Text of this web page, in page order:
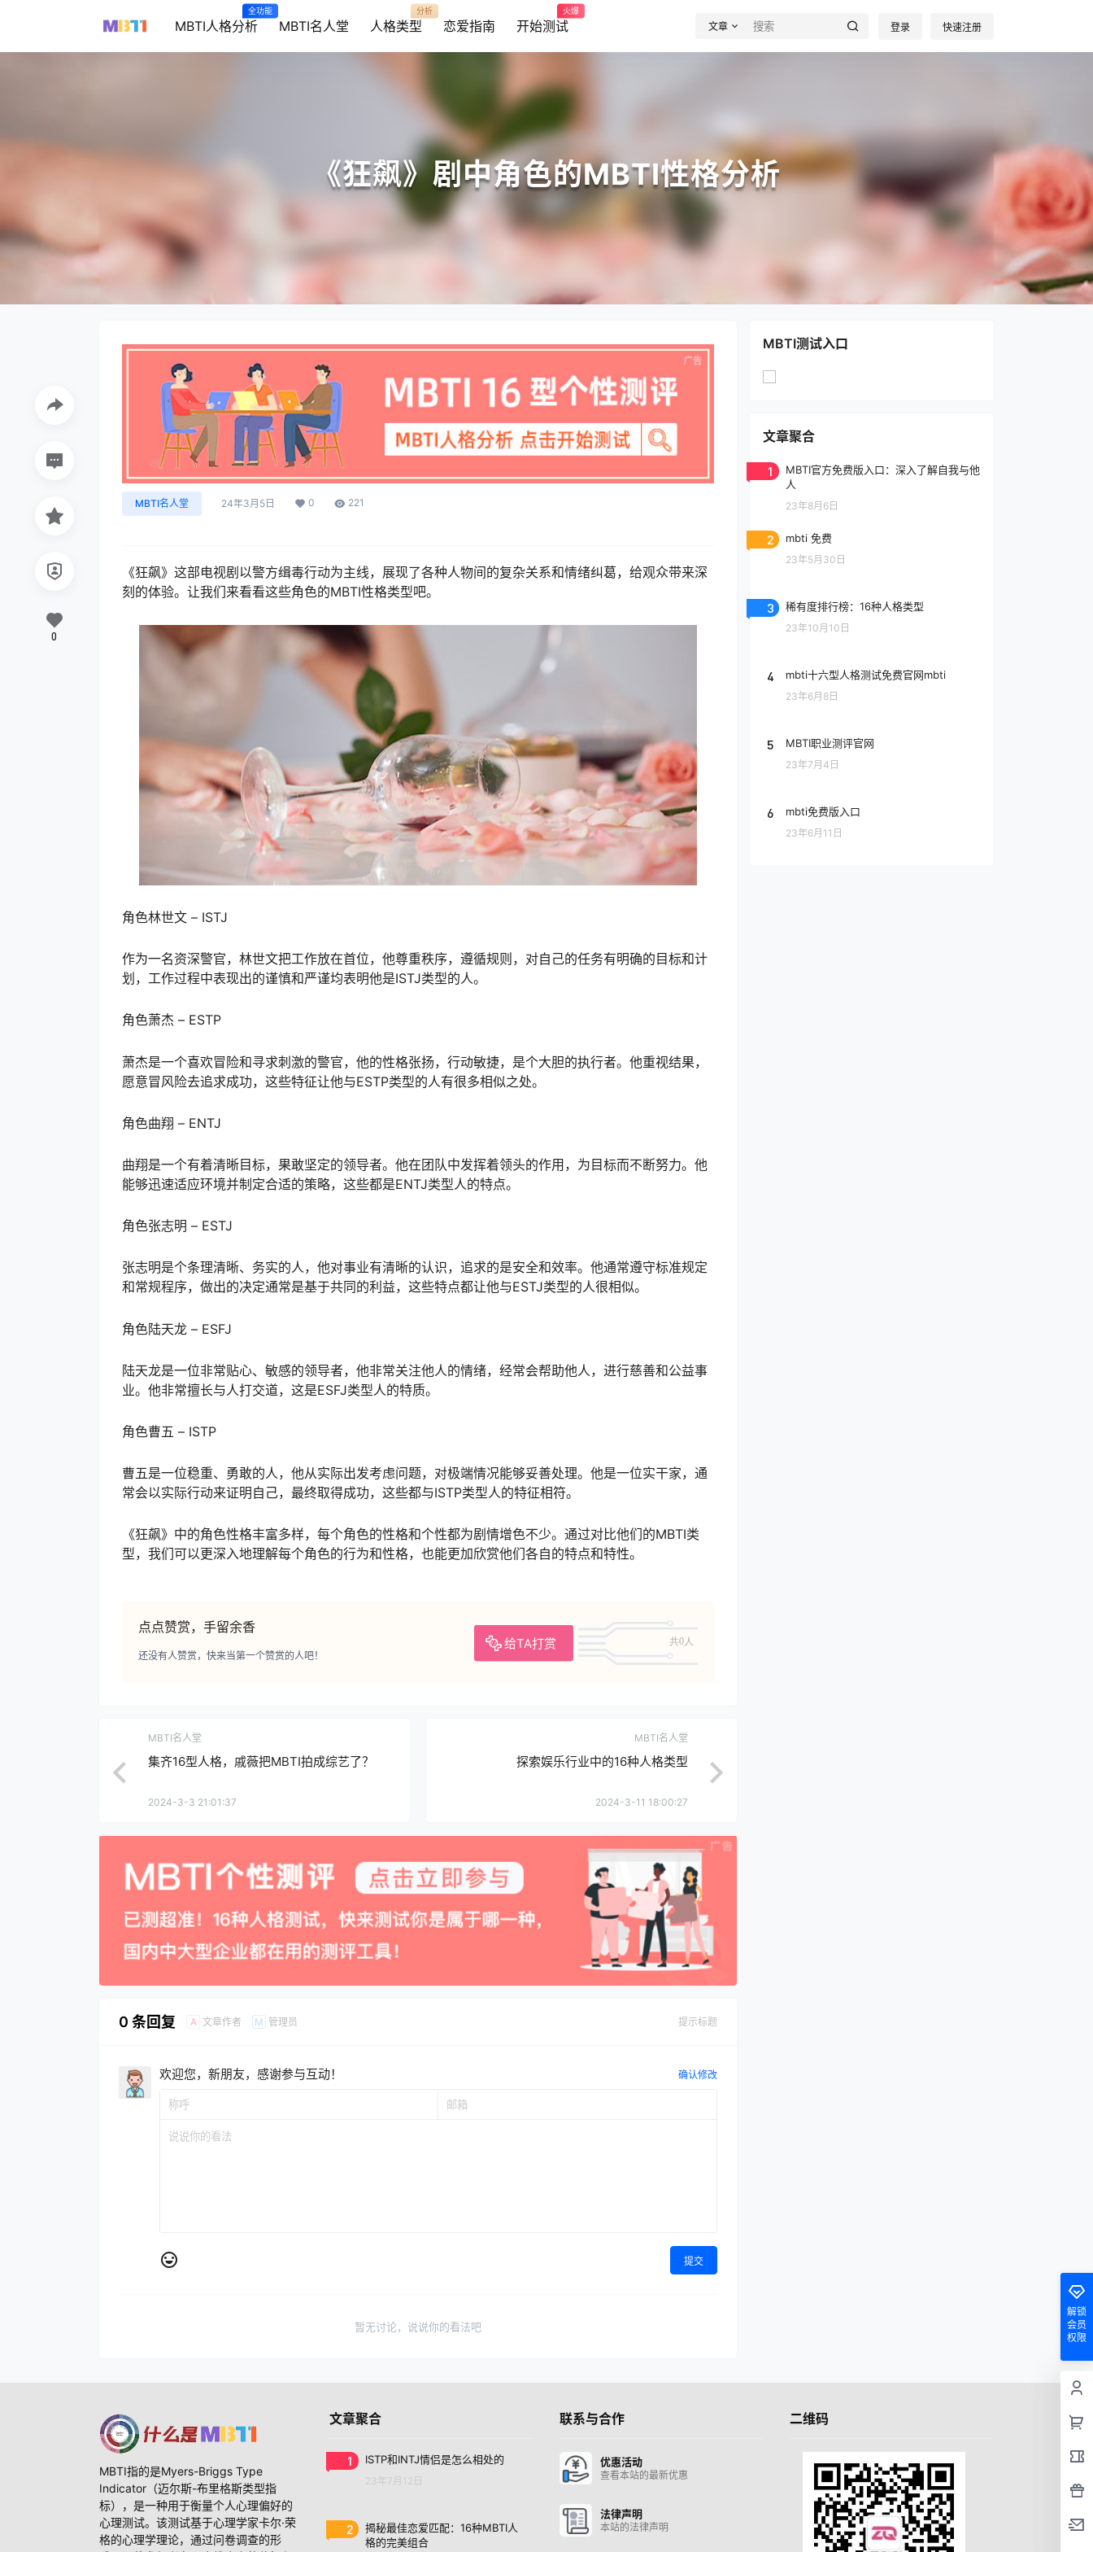
MBTI人格分析
全功能
MBTI名人堂 人格类型
分析
恋爱指南 开始测试
火爆
文章 登录 快速注册
《狂飙》剧中角色的MBTI性格分析
MBTI名人堂 24年3月5日 0 221
《狂飙》这部电视剧以警方缉毒行动为主线，展现了各种人物间的复杂关系和情绪纠葛，给观众带来深
刻的体验。让我们来看看这些角色的MBTI性格类型吧。
角色林世文 – ISTJ
作为一名资深警官，林世文把工作放在首位，他尊重秩序，遵循规则，对自己的任务有明确的目标和计
划，工作过程中表现出的谨慎和严谨均表明他是ISTJ类型的人。
角色萧杰 – ESTP
萧杰是一个喜欢冒险和寻求刺激的警官，他的性格张扬，行动敏捷，是个大胆的执行者。他重视结果，
愿意冒风险去追求成功，这些特征让他与ESTP类型的人有很多相似之处。
角色曲翔 – ENTJ
曲翔是一个有着清晰目标，果敢坚定的领导者。他在团队中发挥着领头的作用，为目标而不断努力。他
能够迅速适应环境并制定合适的策略，这些都是ENTJ类型人的特点。
角色张志明 – ESTJ
张志明是个条理清晰、务实的人，他对事业有清晰的认识，追求的是安全和效率。他通常遵守标准规定
和常规程序，做出的决定通常是基于共同的利益，这些特点都让他与ESTJ类型的人很相似。
角色陆天龙 – ESFJ
陆天龙是一位非常贴心、敏感的领导者，他非常关注他人的情绪，经常会帮助他人，进行慈善和公益事
业。他非常擅长与人打交道，这是ESFJ类型人的特质。
角色曹五 – ISTP
曹五是一位稳重、勇敢的人，他从实际出发考虑问题，对极端情况能够妥善处理。他是一位实干家，通
常会以实际行动来证明自己，最终取得成功，这些都与ISTP类型人的特征相符。
《狂飙》中的角色性格丰富多样，每个角色的性格和个性都为剧情增色不少。通过对比他们的MBTI类
型，我们可以更深入地理解每个角色的行为和性格，也能更加欣赏他们各自的特点和特性。
点点赞赏，手留余香
给TA打赏 共0人
还没有人赞赏，快来当第一个赞赏的人吧！
0
MBTI名人堂
集齐16型人格，戚薇把MBTI拍成综艺了？
2024-3-3 21:01:37
MBTI名人堂
探索娱乐行业中的16种人格类型
2024-3-11 18:00:27
0 条回复 A 文章作者 M 管理员 提示标题
欢迎您，新朋友，感谢参与互动！ 确认修改
提交
暂无讨论，说说你的看法吧
MBTI测试入口
文章聚合
1
MBTI官方免费版入口：深入了解自我与他
人
23年8月6日
2 mbti 免费
23年5月30日
3 稀有度排行榜：16种人格类型
23年10月10日
4 mbti十六型人格测试免费官网mbti
23年6月8日
5 MBTI职业测评官网
23年7月4日
6 mbti免费版入口
23年6月11日
解锁
会员
权限
MBTI指的是Myers-Briggs Type
Indicator（迈尔斯-布里格斯类型指
标），是一种用于衡量个人心理偏好的
心理测试。该测试基于心理学家卡尔·荣
格的心理学理论，通过问卷调查的形
文章聚合
1 ISTP和INTJ情侣是怎么相处的
23年7月12日
2
揭秘最佳恋爱匹配：16种MBTI人
格的完美组合
联系与合作
优惠活动
查看本站的最新优惠
法律声明
本站的法律声明
二维码